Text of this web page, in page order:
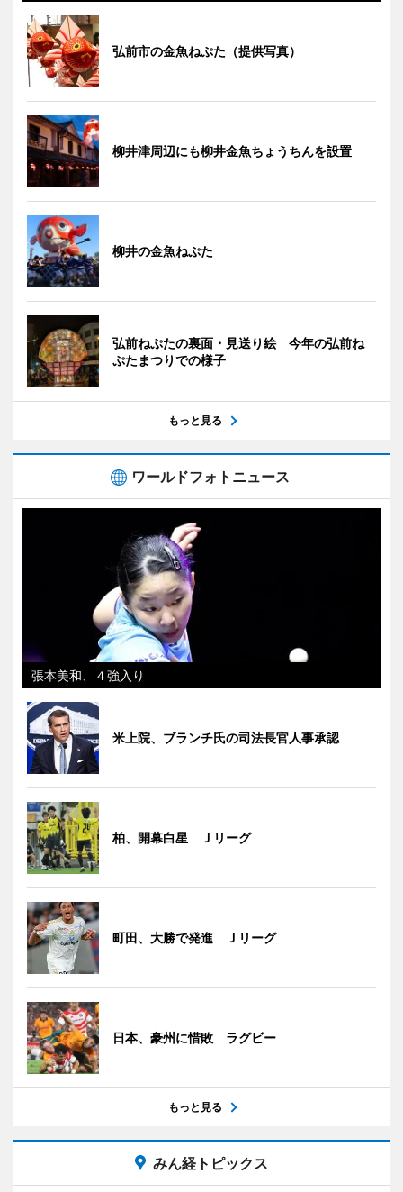
弘前市の金魚ねぷた（提供写真）
柳井津周辺にも柳井金魚ちょうちんを設置
柳井の金魚ねぷた
弘前ねぷたの裏面・見送り絵 今年の弘前ね
ぷたまつりでの様子
もっと見る
ワールドフォトニュース
張本美和、４強入り
米上院、ブランチ氏の司法長官人事承認
柏、開幕白星 Ｊリーグ
町田、大勝で発進 Ｊリーグ
日本、豪州に惜敗 ラグビー
もっと見る
みん経トピックス